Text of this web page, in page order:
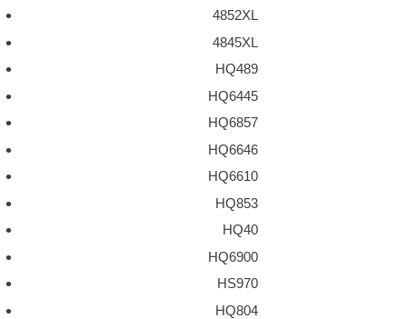
4852XL
4845XL
HQ489
HQ6445
HQ6857
HQ6646
HQ6610
HQ853
HQ40
HQ6900
HS970
HQ804